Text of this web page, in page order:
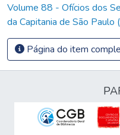
Volume 88 - Ofícios dos
da Capitania de São
Página do item